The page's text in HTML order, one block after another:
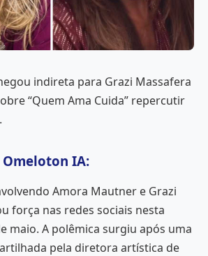
indireta para Grazi Massafera
“Quem Ama Cuida” repercutir
IA:
Amora Mautner e Grazi
força nas redes sociais nesta
maio. A polêmica surgiu após uma
pela diretora artística de